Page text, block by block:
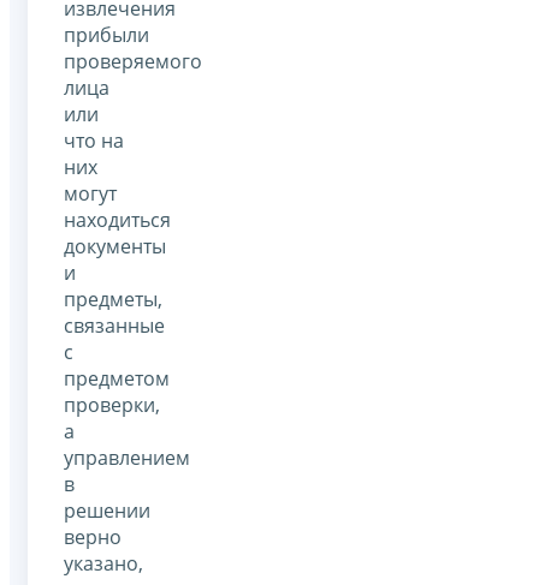
извлечения
прибыли
проверяемого
лица
или
что на
них
могут
находиться
документы
и
предметы,
связанные
с
предметом
проверки,
а
управлением
в
решении
верно
указано,